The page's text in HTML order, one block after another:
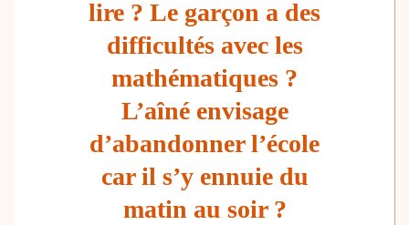
lire ? Le garçon a des
difficultés avec les
mathématiques ?
L’aîné envisage
d’abandonner l’école
car il s’y ennuie du
matin au soir ?